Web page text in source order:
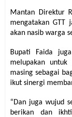
Mantan Direktur
mengatakan GTT
akan nasib warga
Bupati Faida
melupakan untuk
masing sebagai
ikut sinergi
“Dan juga wujud
berikan dan